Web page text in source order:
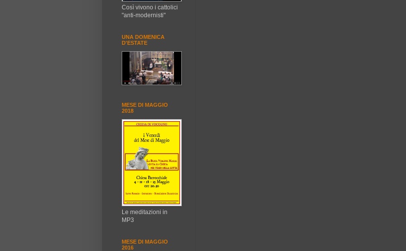
Così vivono i cattolici
"anti-modernisti"
UNA DOMENICA
D'ESTATE
MESE DI MAGGIO
2018
Le meditazioni in
MP3
MESE DI MAGGIO
2016